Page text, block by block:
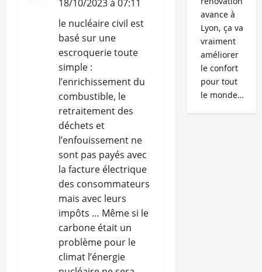
18/10/2023 à 07:11
le nucléaire civil est
basé sur une
escroquerie toute
simple :
l’enrichissement du
combustible, le
retraitement des
déchets et
l’enfouissement ne
sont pas payés avec
la facture électrique
des consommateurs
mais avec leurs
impôts … Même si le
carbone était un
problème pour le
climat l’énergie
avance à
Lyon, ça va
vraiment
améliorer
le confort
pour tout
le monde…